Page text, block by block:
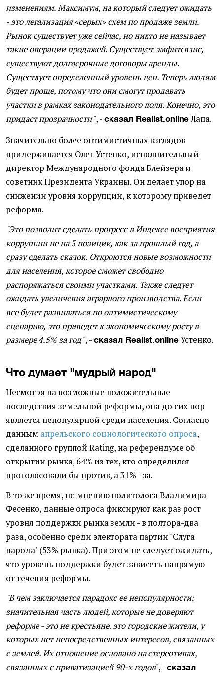
изменениям. Максимум, на который следует ожидать
- это легализация «серых» схем по продаже земли.
Рынок существует уже сейчас, но никто не называет
такие операции продажей. Существует эмфитевзис,
существуют долгосрочные договоры аренды.
Существует определенный уровень цен. Теперь людям
будет проще, потому что они смогут продавать
участки в рамках законодательного поля. Конечно, это
придаст прозрачности", - сказал Realist.onlineЛапа.
Значительно более оптимистичных взглядов
придерживается Олег Устенко, исполнительный
директор Международного фонда Блейзера и
советник Президента Украины. Он делает упор на
снижении уровня коррупции, к которому приведет
реформа.
"Это позволит сделать прогресс в Индексе восприятия
коррупции не на 3 позиции, как за прошлый год, а
сразу сделать скачок. Откроются новые возможности
для населения, которое сможет свободно
распоряжаться своими участками. Также следует
ожидать увеличения аграрного производства. Если
все будет развиваться по оптимистическому
сценарию, это приведет к экономическому росту в
размере 4.5% за год", - сказал Realist.online Устенко.
Что думает "мудрый народ"
Несмотря на возможные положительные
последствия земельной реформы, она до сих пор
является непопулярной среди населения. Согласно
данным апрельского социологического опроса,
сделанного группой Rating, на референдуме об
открытии рынка, 64% из тех, кто определился
проголосовали бы против, а 31% - за.
В то же время, по мнению политолога Владимира
Фесенко, данные опроса фиксируют как раз рост
уровня поддержки рынка земли - в полтора-два
раза, особенно среди электората партии "Слуга
народа" (53% рынка). При этом не следует ожидать,
что уровень поддержки будет зависеть напрямую
от течения реформы.
"В чем заключается парадокс ее непопулярности:
значительная часть людей, которые не доверяют
реформе - это не крестьяне, это городские жители, у
которых нет непосредственных интересов, связанных
с землей. Их отношение основано на стереотипах,
связанных с приватизацией 90-х годов", - сказал